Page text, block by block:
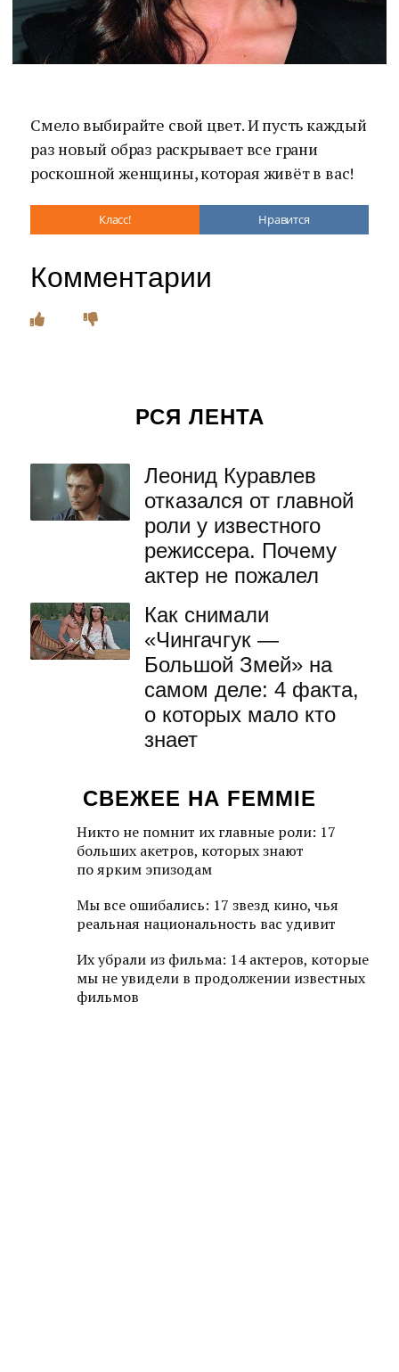
Смело выбирайте свой цвет. И пусть каждый
раз новый образ раскрывает все грани
роскошной женщины, которая живёт в вас!
Класс! Нравится
Комментарии
РСЯ ЛЕНТА
Леонид Куравлев
отказался от главной
роли у известного
режиссера. Почему
актер не пожалел
Как снимали
«Чингачгук —
Большой Змей» на
самом деле: 4 факта,
о которых мало кто
знает
СВЕЖЕЕ НА FEMMIE
Никто не помнит их главные роли: 17
больших акетров, которых знают
по ярким эпизодам
Мы все ошибались: 17 звезд кино, чья
реальная национальность вас удивит
Их убрали из фильма: 14 актеров, которые
мы не увидели в продолжении известных
фильмов